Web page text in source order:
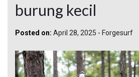
burung kecil
Posted on: April 28, 2025 - Forgesurf